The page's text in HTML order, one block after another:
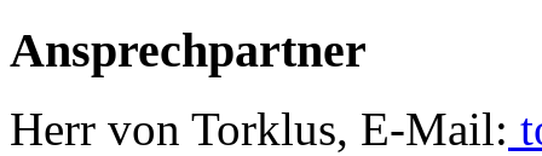
Ansprechpartner
Herr von Torklus, E-Mail: